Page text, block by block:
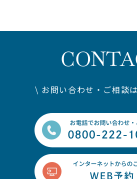
\ お問い合わせ・ご相談